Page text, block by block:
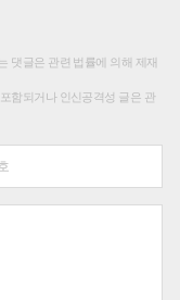
댓글은 관련 법률에 의해 제재
함되거나 인신공격성 글은 관